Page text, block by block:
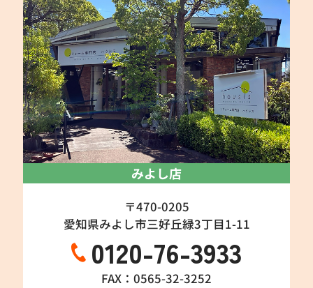
みよし店
〒470-0205
愛知県みよし市三好丘緑3丁目1-11
0120-76-3933
FAX：0565-32-3252